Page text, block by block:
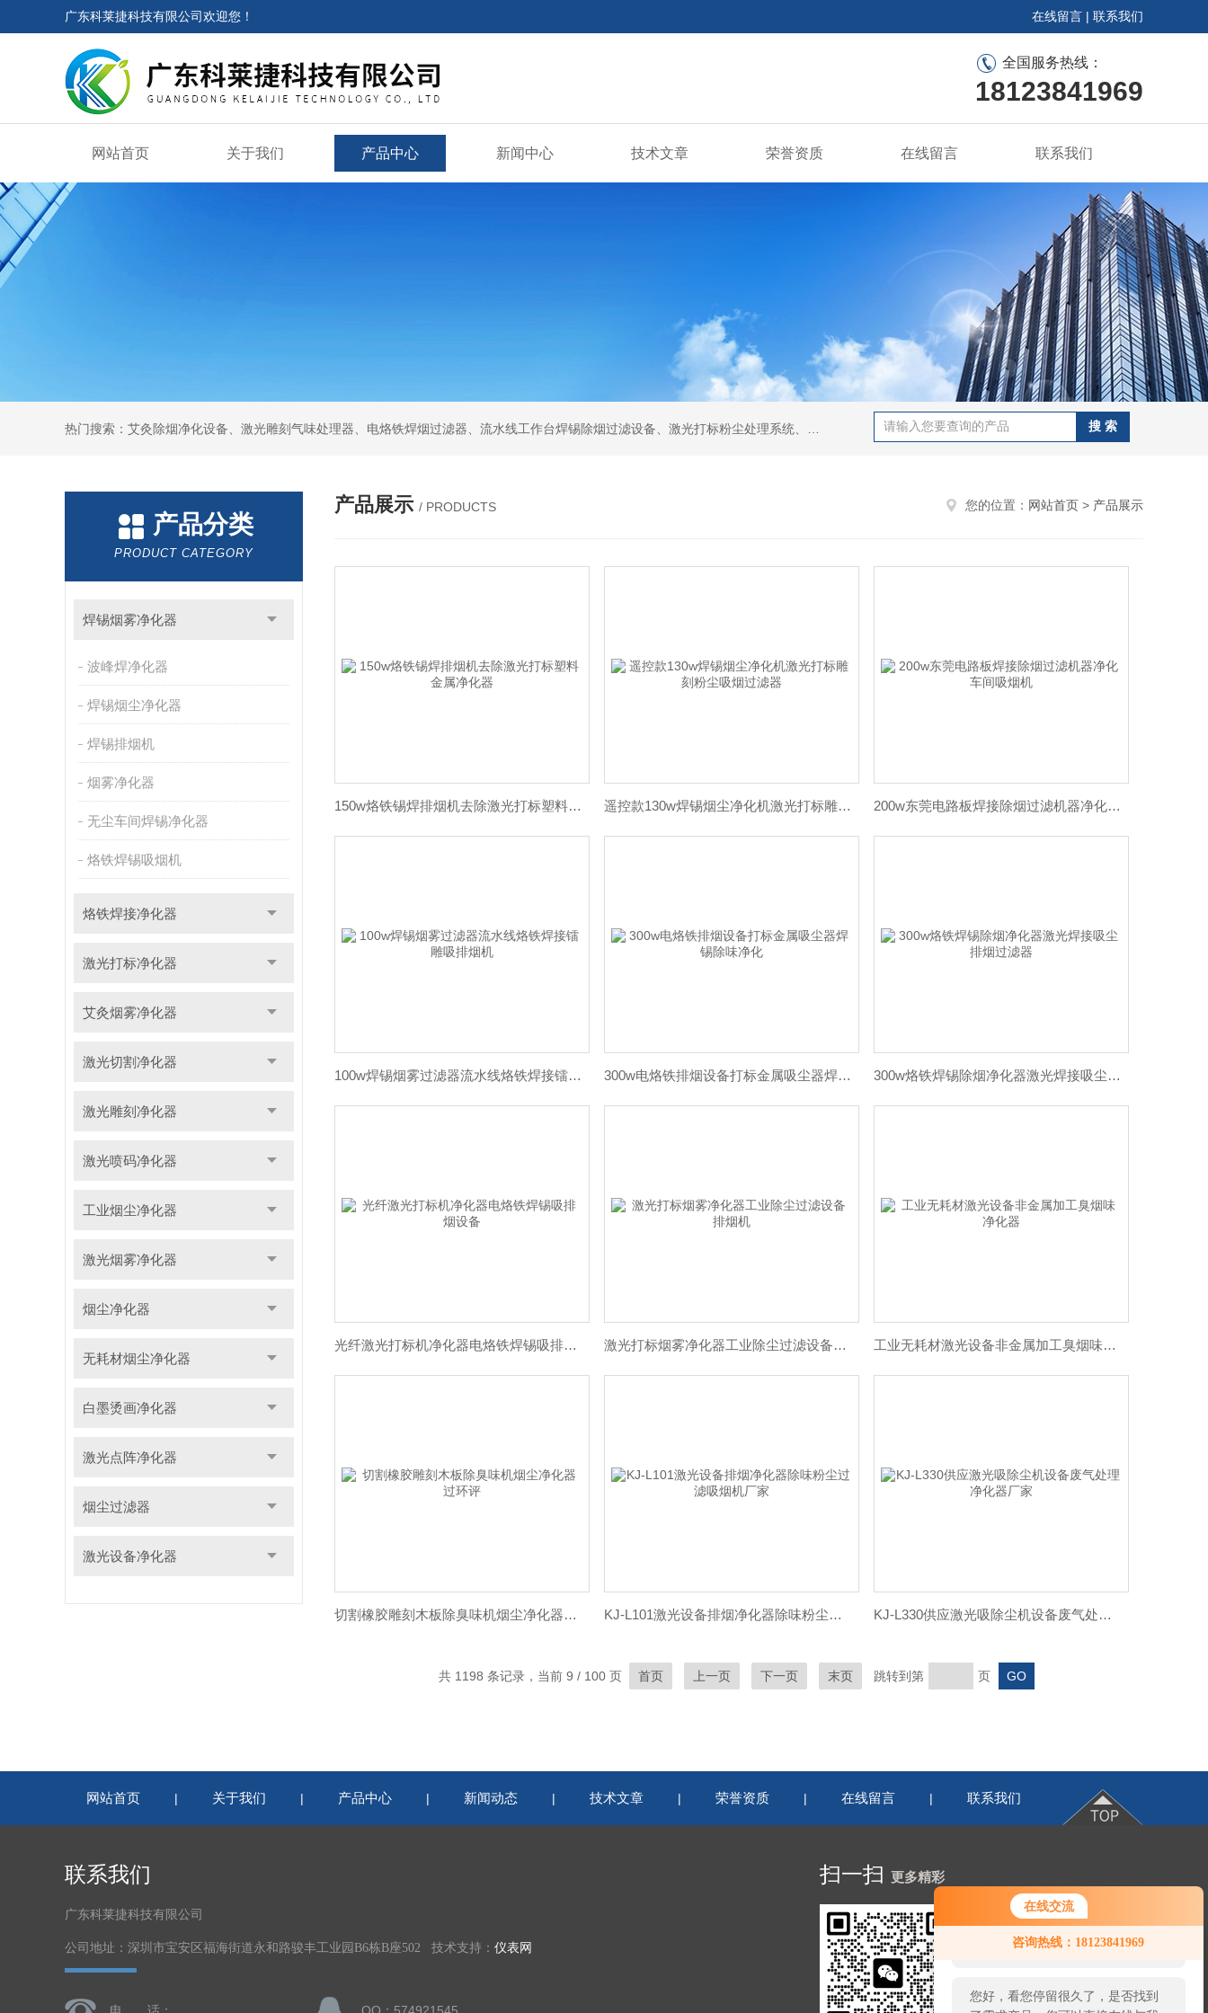
在线交流
咨询热线：18123841969
您好！欢迎前来咨询，很高兴为您
服务，请问您要咨询什么问题呢？
您好，看您停留很久了，是否找到
广东科莱捷科技有限公司欢迎您！ 在线留言 | 联系我们
全国服务热线：
18123841969
网站首页 关于我们 产品中心 新闻中心 技术文章 荣誉资质 在线留言 联系我们
产品分类
PRODUCT CATEGORY
焊锡烟雾净化器
波峰焊净化器
焊锡烟尘净化器
焊锡排烟机
烟雾净化器
无尘车间焊锡净化器
烙铁焊锡吸烟机
烙铁焊接净化器
激光打标净化器
艾灸烟雾净化器
激光切割净化器
激光雕刻净化器
激光喷码净化器
工业烟尘净化器
激光烟雾净化器
烟尘净化器
无耗材烟尘净化器
白墨烫画净化器
激光点阵净化器
烟尘过滤器
激光设备净化器
产品展示 / PRODUCTS 您的位置： 网站首页 > 产品展示
150w烙铁锡焊排烟机去除激光打标塑料金属净化器 遥控款130w焊锡烟尘净化机激光打标雕刻粉尘吸烟过滤器 200w东莞电路板焊接除烟过滤机器净化车间吸烟机
100w焊锡烟雾过滤器流水线烙铁焊接镭雕吸排烟机 300w电烙铁排烟设备打标金属吸尘器焊锡除味净化 300w烙铁焊锡除烟净化器激光焊接吸尘排烟过滤器
光纤激光打标机净化器电烙铁焊锡吸排烟设备 激光打标烟雾净化器工业除尘过滤设备排烟机 工业无耗材激光设备非金属加工臭烟味净化器
切割橡胶雕刻木板除臭味机烟尘净化器过环评 KJ-L101激光设备排烟净化器除味粉尘过滤吸烟机厂家 KJ-L330供应激光吸除尘机设备废气处理净化器厂家
共 1198 条记录，当前 9 / 100 页 首页 上一页 下一页 末页 跳转到第 页
网站首页 | 关于我们 | 产品中心 | 新闻动态 | 技术文章 | 荣誉资质 | 在线留言 | 联系我们
联系我们
广东科莱捷科技有限公司
公司地址：深圳市宝安区福海街道永和路骏丰工业园B6栋B座502 技术支持： 仪表网
扫一扫 更多精彩